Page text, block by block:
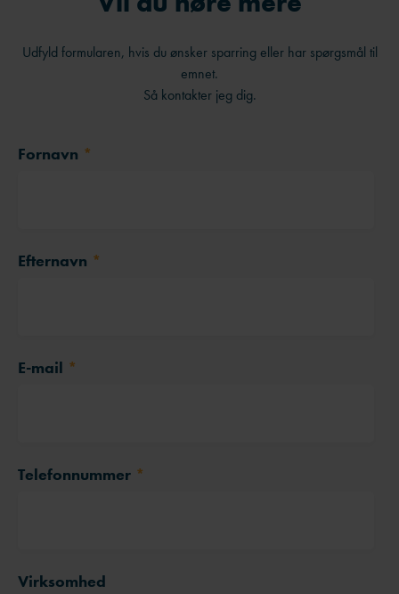
Udfyld formularen, hvis du ønsker sparring eller har spørgsmål til
emnet.
Så kontakter jeg dig.
Fornavn *
Efternavn *
E-mail *
Telefonnummer *
Virksomhed